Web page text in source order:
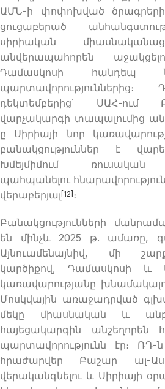
ԱՄՆ-ի փոփոխված ծրագրերի
ցուցաբերած
սիրիական
անվերապահորեն
Դամասկոսի հանդեպ
դեկտեմբերից՝ ՍԱՀ-ում
վարչակարգի տապալումից
ը Սիրիայի նոր
բանակցություններ է
Խմեյմիմում ռուսական
պահպանելու
վերաբերյալ [12] ։
Բանակցությունների
են մինչև 2025 թ. ամառը,
Այնուամենայնիվ, մի
կարծիքով, Դամասկոսի և
կառավարությանը
Մոսկվային առաջադրված
մեկը միասնական և
հայեցակարգին անշեղորեն
պարտավորությունն էր։
հրաժարվեր Բաշար ալ-
վերականգնելու և Սիրիայի